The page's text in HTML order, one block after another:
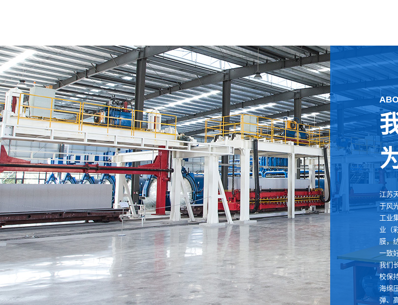
江苏
于风
工业
业（
膜，
一致
我们
校保
海绵
弹、